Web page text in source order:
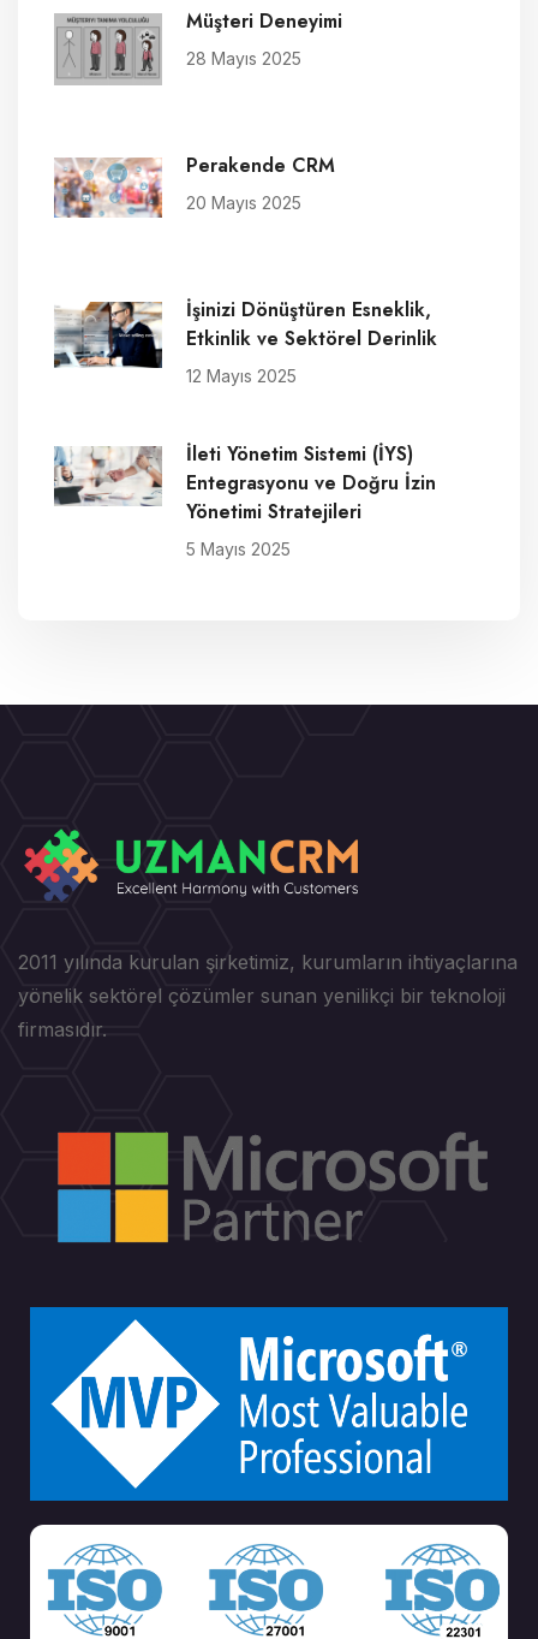
Müşteri Deneyimi
28 Mayıs 2025
Perakende CRM
20 Mayıs 2025
İşinizi Dönüştüren Esneklik,
Etkinlik ve Sektörel Derinlik
12 Mayıs 2025
İleti Yönetim Sistemi (İYS)
Entegrasyonu ve Doğru İzin
Yönetimi Stratejileri
5 Mayıs 2025
2011 yılında kurulan şirketimiz, kurumların ihtiyaçlarına
yönelik sektörel çözümler sunan yenilikçi bir teknoloji
firmasıdır.